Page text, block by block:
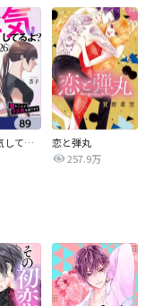
パパ、浮気してるよ？娘と二人でクズ夫を捨てます【分冊版】
恋と弾丸
257.9万